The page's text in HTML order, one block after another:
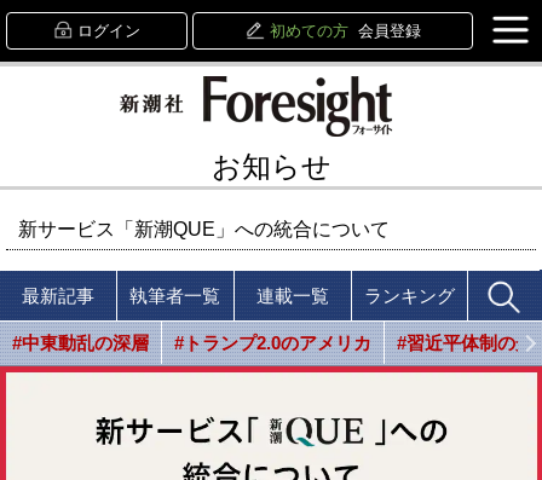
ログイン 初めての方 会員登録
お知らせ
新サービス「新潮QUE」への統合について
最新記事 執筆者一覧 連載一覧 ランキング
#中東動乱の深層 #トランプ2.0のアメリカ #習近平体制の光